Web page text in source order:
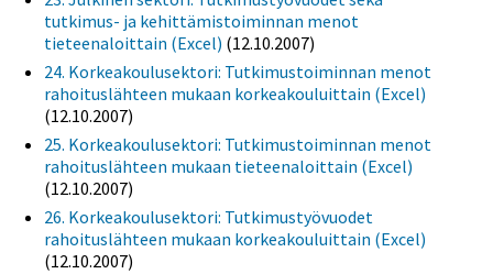
tutkimus- ja kehittämistoiminnan menot
tieteenaloittain (Excel) (12.10.2007)
24. Korkeakoulusektori: Tutkimustoiminnan menot
rahoituslähteen mukaan korkeakouluittain (Excel)
(12.10.2007)
25. Korkeakoulusektori: Tutkimustoiminnan menot
rahoituslähteen mukaan tieteenaloittain (Excel)
(12.10.2007)
26. Korkeakoulusektori: Tutkimustyövuodet
rahoituslähteen mukaan korkeakouluittain (Excel)
(12.10.2007)